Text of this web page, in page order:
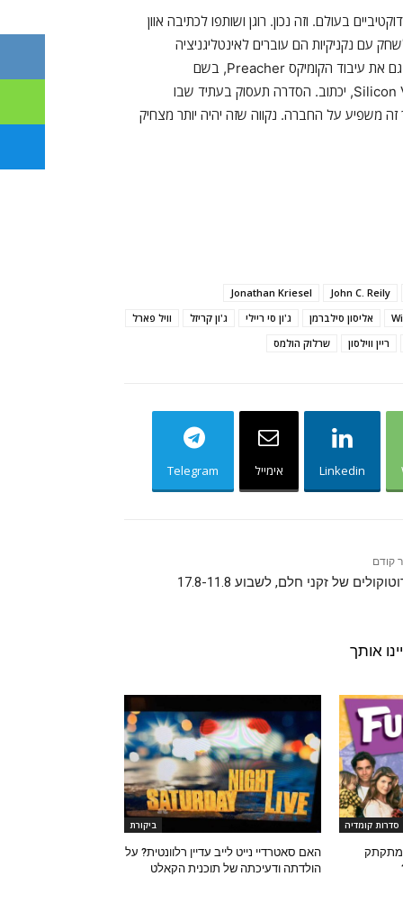
בעולם. וזה נכון. רוגן ושותפו לכתיבה אוון
עם נקניקיות הם עוברים לאינטליגניציה
מלאכותית. הצמד מכר סדרה חדשה לרשת FX, שבשבילה הם יצרו גם את עיבוד הקומיקס Preacher, בשם
Singularity אותה הם יפיקו בזמן שסוני לי, תסריטאי בשביל Silicon Valley, יכתוב. הסדרה תעסוק בעתיד שבו
זה משפיע על החברה. נקווה שזה יהיה יותר מצחיק
John C. Reily
Jonathan Kriesel
אליסון סילברמן ג'ון סי ריילי ג'ון קריזל
וויל פארל
ריין ווילסון
שרלוק הולמס
Linkedin אימייל Telegram
קודם
של זקני חלם, לשבוע 17.8-11.8
אותך
סדרות קומדיה ביקורת
האם סאטרדיי נייט לייב עדיין רלוונטית? על
הולדתה ודעיכתה של תוכנית הקאלט